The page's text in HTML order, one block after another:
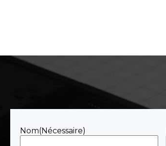
Nom(Nécessaire)